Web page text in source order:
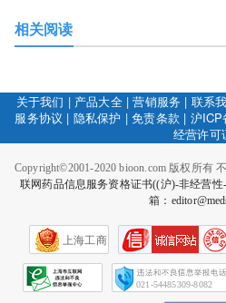
相关阅读
关于我们 | 产品大全|营销服务 | 联系
服务协议 | 隐私保护 |免责条款 | 沪ICP
经营许可
Copyright©2001-2020 bioon.com 版权所有
联网药品信息服务资格证书((沪)-非经营性
箱：
上海工商
021-54485309-8082